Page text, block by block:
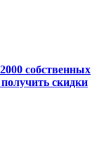
собственных
скидки